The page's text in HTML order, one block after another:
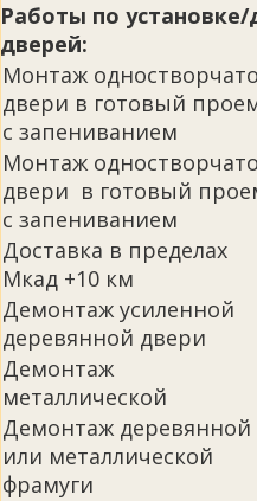
Работы по
дверей:
Монтаж
двери в готовый
с запениванием
Монтаж
двери в готовый
с запениванием
Доставка в пределах
Мкад +10 км
Демонтаж усиленной
деревянной двери
Демонтаж
металлической
Демонтаж деревянной
или металлической
фрамуги